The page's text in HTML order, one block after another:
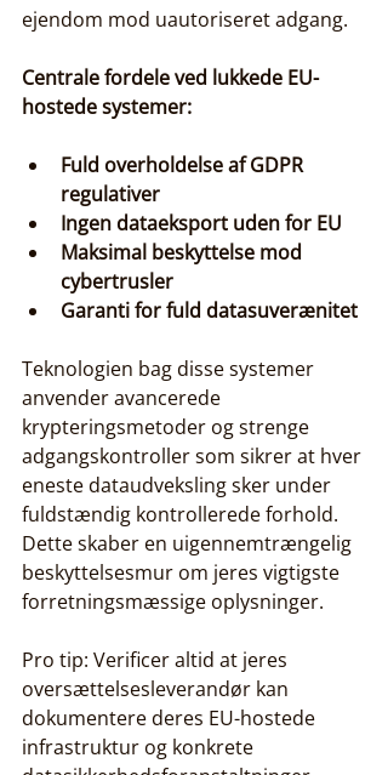
ejendom mod uautoriseret adgang.
Centrale fordele ved lukkede EU-
hostede systemer:
Fuld overholdelse af GDPR
regulativer
Ingen dataeksport uden for EU
Maksimal beskyttelse mod
cybertrusler
Garanti for fuld datasuverænitet
Teknologien bag disse systemer
anvender avancerede
krypteringsmetoder og strenge
adgangskontroller som sikrer at hver
eneste dataudveksling sker under
fuldstændig kontrollerede forhold.
Dette skaber en uigennemtrængelig
beskyttelsesmur om jeres vigtigste
forretningsmæssige oplysninger.
Pro tip: Verificer altid at jeres
oversættelsesleverandør kan
dokumentere deres EU-hostede
infrastruktur og konkrete